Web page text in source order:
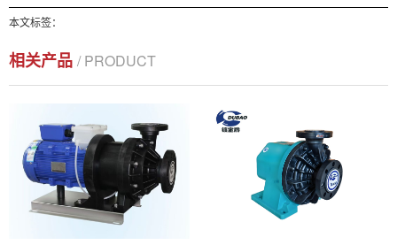
本文标签：
相关产品 / PRODUCT